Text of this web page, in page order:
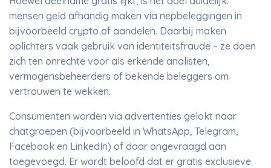
mensen geld afhandig maken via nepbeleggingen in
bijvoorbeeld crypto of aandelen. Daarbij maken
oplichters vaak gebruik van identiteitsfraude – ze doen
zich ten onrechte voor als erkende analisten,
vermogensbeheerders of bekende beleggers om
vertrouwen te wekken.
Consumenten worden via advertenties gelokt naar
chatgroepen (bijvoorbeeld in WhatsApp, Telegram,
Facebook en LinkedIn) of daar ongevraagd aan
toegevoegd. Er wordt beloofd dat er gratis exclusieve